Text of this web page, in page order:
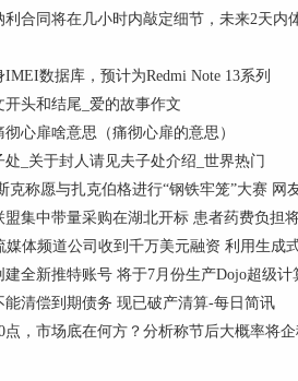
利合同将在几小时内敲定细节，未来2天内
数据库，预计为Redmi Note 13系列
开头和结尾_爱的故事作文
心扉啥意思（痛彻心扉的意思）
处_关于封人请见夫子处介绍_世界热门
克称愿与扎克伯格进行“钢铁牢笼”大赛 网
盟集中带量采购在湖北开标 患者药费负担
媒体频道公司收到千万美元融资 利用生成
建全新推特账号 将于7月份生产Dojo超级计
能清偿到期债务 现已破产清算-每日简讯
点，市场底在何方？分析称节后大概率将